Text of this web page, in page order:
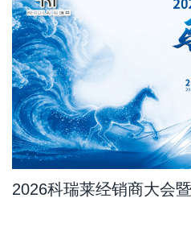
2026科瑞莱经销商大会